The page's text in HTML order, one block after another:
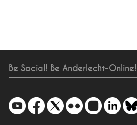
Be Social! Be Anderlecht-Online!